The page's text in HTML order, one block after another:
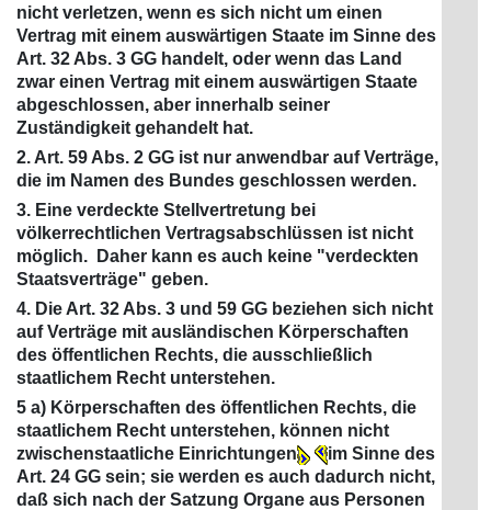
nicht verletzen, wenn es sich nicht um einen
Vertrag mit einem auswärtigen Staate im Sinne des
Art. 32 Abs. 3 GG handelt, oder wenn das Land
zwar einen Vertrag mit einem auswärtigen Staate
abgeschlossen, aber innerhalb seiner
Zuständigkeit gehandelt hat.
2. Art. 59 Abs. 2 GG ist nur anwendbar auf Verträge,
die im Namen des Bundes geschlossen werden.
3. Eine verdeckte Stellvertretung bei
völkerrechtlichen Vertragsabschlüssen ist nicht
möglich. Daher kann es auch keine "verdeckten
Staatsverträge" geben.
4. Die Art. 32 Abs. 3 und 59 GG beziehen sich nicht
auf Verträge mit ausländischen Körperschaften
des öffentlichen Rechts, die ausschließlich
staatlichem Recht unterstehen.
5 a) Körperschaften des öffentlichen Rechts, die
staatlichem Recht unterstehen, können nicht
zwischenstaatliche Einrichtungen
im Sinne des
Art. 24 GG sein; sie werden es auch dadurch nicht,
daß sich nach der Satzung Organe aus Personen